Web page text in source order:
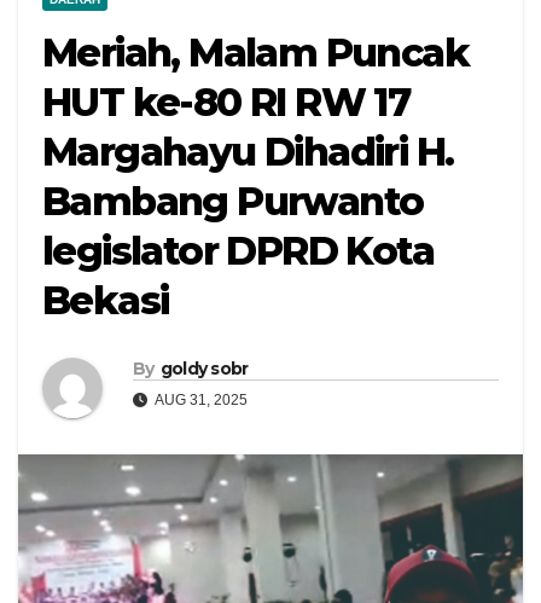
Meriah, Malam Puncak
HUT ke-80 RI RW 17
Margahayu Dihadiri H.
Bambang Purwanto
legislator DPRD Kota
Bekasi
By goldy sobr
AUG 31, 2025